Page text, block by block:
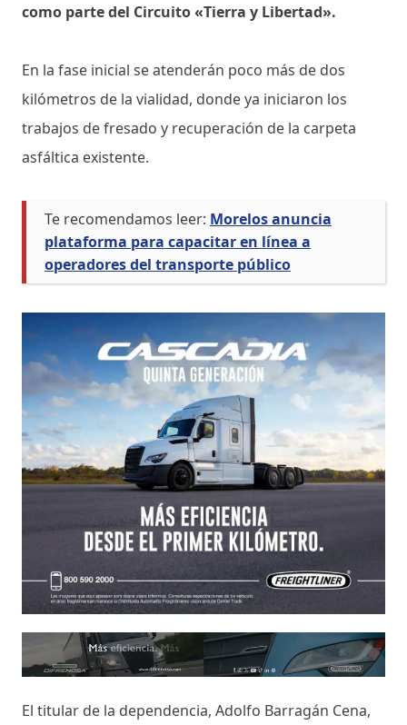
como parte del Circuito «Tierra y Libertad».
En la fase inicial se atenderán poco más de dos
kilómetros de la vialidad, donde ya iniciaron los
trabajos de fresado y recuperación de la carpeta
asfáltica existente.
Te recomendamos leer: Morelos anuncia
plataforma para capacitar en línea a
operadores del transporte público
El titular de la dependencia, Adolfo Barragán Cena,